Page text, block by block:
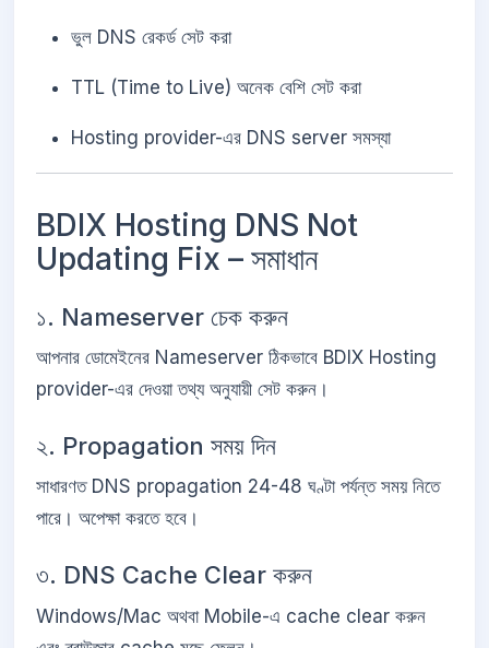
ভুল DNS রেকর্ড সেট করা
TTL (Time to Live) অনেক বেশি সেট করা
Hosting provider-এর DNS server সমস্যা
BDIX Hosting DNS Not
Updating Fix – সমাধান
১. Nameserver চেক করুন
আপনার ডোমেইনের Nameserver ঠিকভাবে BDIX Hosting
provider-এর দেওয়া তথ্য অনুযায়ী সেট করুন।
২. Propagation সময় দিন
সাধারণত DNS propagation 24-48 ঘণ্টা পর্যন্ত সময় নিতে
পারে। অপেক্ষা করতে হবে।
৩. DNS Cache Clear করুন
Windows/Mac অথবা Mobile-এ cache clear করুন